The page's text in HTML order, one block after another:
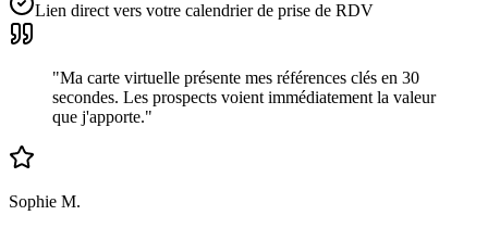
Lien direct vers votre calendrier de prise de RDV
"Ma carte virtuelle présente mes références clés en 30
secondes. Les prospects voient immédiatement la valeur
que j'apporte."
Sophie M.